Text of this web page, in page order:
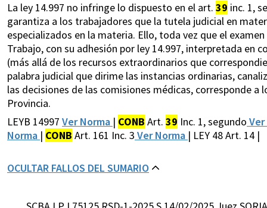
La ley 14.997 no infringe lo dispuesto en el art. 39 inc. 1,
garantiza a los trabajadores que la tutela judicial en
especializados en la materia. Ello, toda vez que el
Trabajo, con su adhesión por ley 14.997, interpretada en
(más allá de los recursos extraordinarios que
palabra judicial que dirime las instancias ordinarias,
las decisiones de las comisiones médicas, corresponde
Provincia.
LEYB 14997 Ver Norma | CONB Art. 39 Inc. 1, segundo
Norma | CONB Art. 161 Inc. 3 Ver Norma | LEY 48 Art. 14 |
OCULTAR FALLOS DEL SUMARIO